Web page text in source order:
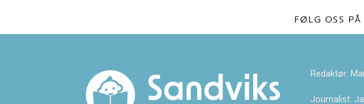
FØLG OSS PÅ
Redaktør:
Journalist: